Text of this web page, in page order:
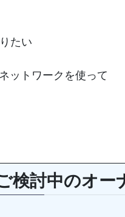
たい
ットワークを使って
検討中のオー